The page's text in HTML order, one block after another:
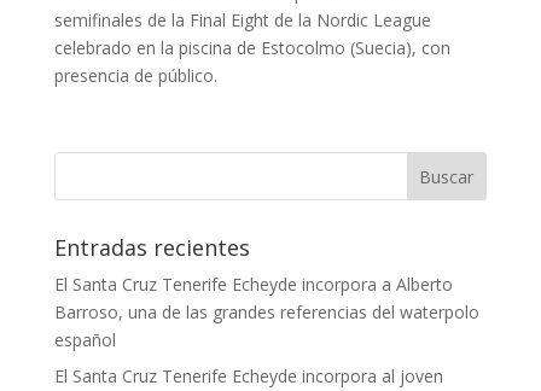
semifinales de la Final Eight de la Nordic League
celebrado en la piscina de Estocolmo (Suecia), con
presencia de público.
Entradas recientes
El Santa Cruz Tenerife Echeyde incorpora a Alberto
Barroso, una de las grandes referencias del waterpolo
español
El Santa Cruz Tenerife Echeyde incorpora al joven